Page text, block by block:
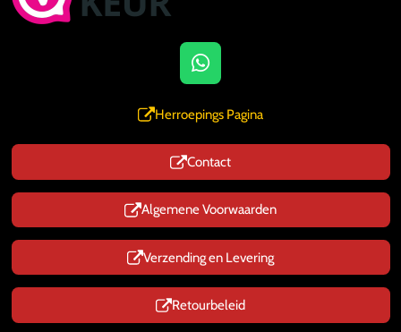
W
h
a
s
A
p
p
Herroepings Pagina
Contact
Algemene Voorwaarden
Verzending en Levering
Retourbeleid